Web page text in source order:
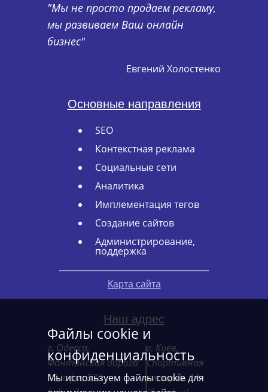
"Мы не просто продаем рекламу,
мы развиваем Ваш онлайн
бизнес"
Евгений Холостенко
Основные направления
SEO
Контекстная реклама
Социальные сети
Аналитика
Имплементация тегов
Создание сайтов
Администрирование,
поддержка
Карта сайта
Наш адрес
г. Одесса,
Фонтанская дорога
11, офис 530
г. Киев,
Спортивная
площадь 1А
Файлы cookie и
конфиденциальность
Мы используем файлы cookie для